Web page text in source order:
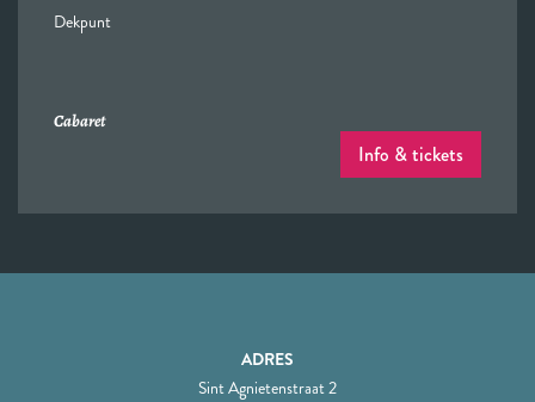
Dekpunt
Cabaret
Info & tickets
ADRES
Sint Agnietenstraat 2